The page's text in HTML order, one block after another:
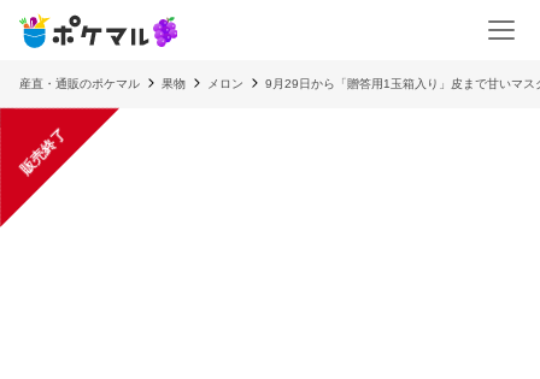
産直・通販のポケマル 果物 メロン 9月29日から「贈答用1玉箱入り」皮まで甘いマ
販売終了